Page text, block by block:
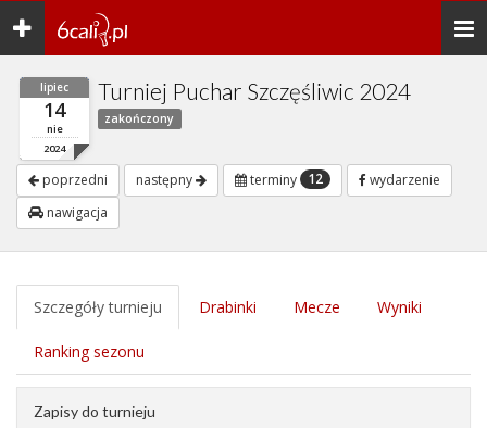
Toggle
navigation
lipiec
14
nie
2024
Turniej Puchar Szczęśliwic 2024
zakończony
poprzedni następny terminy 12
wydarzenie
nawigacja
Szczegóły turnieju Drabinki Mecze Wyniki
Ranking sezonu
Zapisy do turnieju